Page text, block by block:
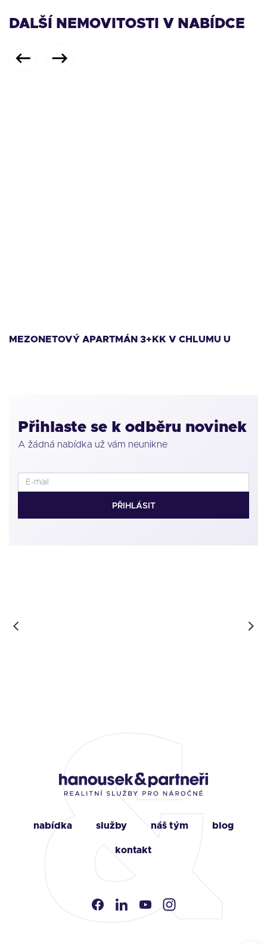
DALŠÍ NEMOVITOSTI V NABÍDCE
MEZONETOVÝ APARTMÁN 3+KK V CHLUMU U
Přihlaste se k odběru novinek
A žádná nabídka už vám neunikne
nabídka služby náš tým blog
kontakt